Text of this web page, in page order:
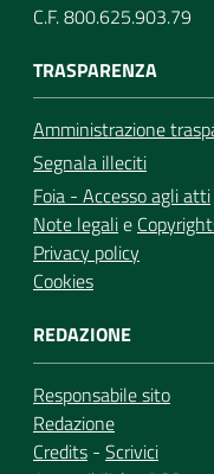
C.F. 800.625.903.79
TRASPARENZA
Amministrazione
Segnala illeciti
Foia - Accesso agli atti
Note legalie
Privacy policy
Cookies
REDAZIONE
Responsabile sito
Redazione
Credits - Scrivici